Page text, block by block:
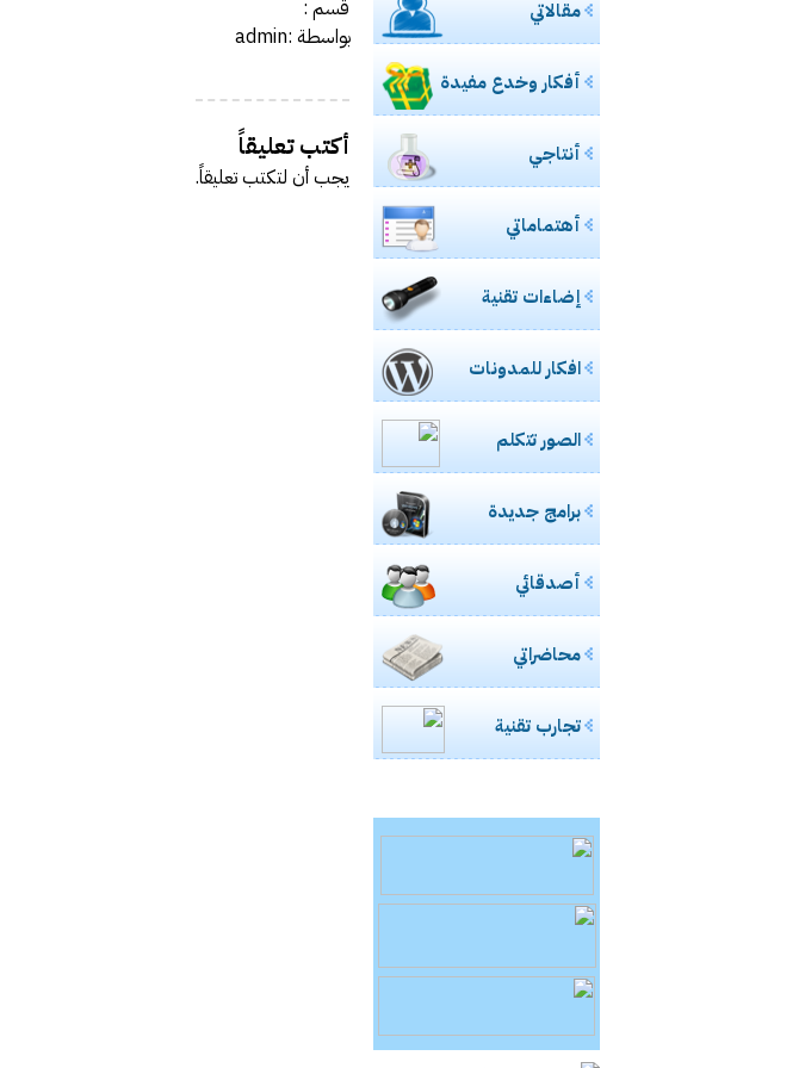
مشاركتي بصحيفة عكاظ حول اختراق موقع أرامكو
خفايا النت والإدمان الإلكتروني
مادة محاضرة أمن المعلومات وأمن الأسرة
للسيدات.. ال مسيري يقدم محاضرة في أمن المعلومات
إغلاق “فيس بوك” نهائيا في 15 مارس القادم حقيقة ام خيال !!!
مقالاتي
أفكار وخدع مفيدة
أنتاجي
أهتماماتي
إضاءات تقنية
افكار للمدونات
الصور تتكلم
برامج جديدة
أصدقائي
محاضراتي
تجارب تقنية
قسم :
بواسطة :admin
أكتب تعليقاً
يجب أن لتكتب تعليقاً.